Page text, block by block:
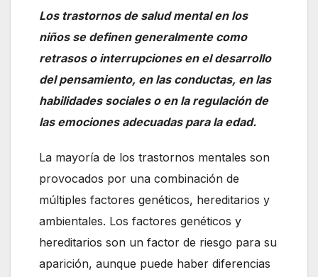
Los trastornos de salud mental en los
niños se definen generalmente como
retrasos o interrupciones en el desarrollo
del pensamiento, en las conductas, en las
habilidades sociales o en la regulación de
las emociones adecuadas para la edad.
La mayoría de los trastornos mentales son
provocados por una combinación de
múltiples factores genéticos, hereditarios y
ambientales. Los factores genéticos y
hereditarios son un factor de riesgo para su
aparición, aunque puede haber diferencias